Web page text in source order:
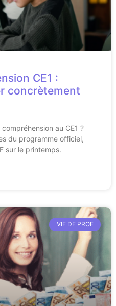
CE1 :
concrètement
au CE1 ?
du programme officiel,
sur le printemps.
VIE DE PROF